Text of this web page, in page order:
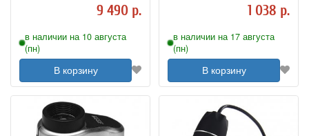
9 490 р.
в наличии на 10 августа
(пн)
В корзину
1 038 р.
в наличии на 17 августа
(пн)
В корзину